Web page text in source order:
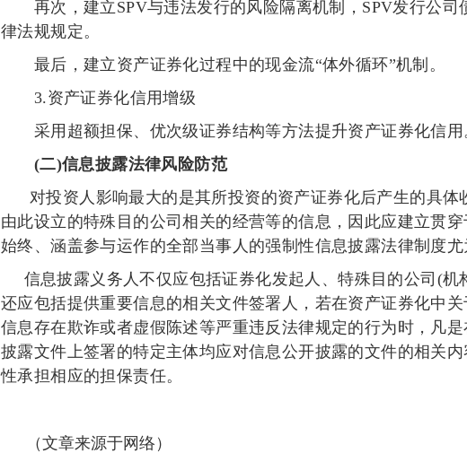
再次，建立SPV与违法发行的风险隔离机制， SPV发行公司
律法规规定。
最后，建立资产证券化过程中的现金流“体外循环”机制。
3.资产证券化信用增级
采用超额担保、优次级证券结构等方法提升资产证券化信用
(二)信息披露法律风险防范
对投资人影响最大的是其所投资的资产证券化后产生的具体
由此设立的特殊目的公司相关的经营等的信息，因此应建立贯
始终、涵盖参与运作的全部当事人的强制性信息披露法律制度尤
信息披露义务人不仅应包括证券化发起人、特殊目的公司 (机
还应包括提供重要信息的相关文件签署人，若在资产证券化中
信息存在欺诈或者虚假陈述等严重违反法律规定的行为时，凡
披露文件上签署的特定主体均应对信息公开披露的文件的相关
性承担相应的担保责任。
（文章来源于网络）